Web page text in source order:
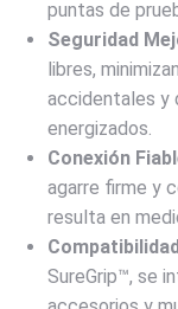
puntas de
Seguridad
libres,
accidentales y
energizados.
Conexión
agarre firme y
resulta en
SureGrip™, se